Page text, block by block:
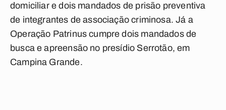
domiciliar e dois mandados de prisão preventiva
de integrantes de associação criminosa. Já a
Operação Patrinus cumpre dois mandados de
busca e apreensão no presídio Serrotão, em
Campina Grande.